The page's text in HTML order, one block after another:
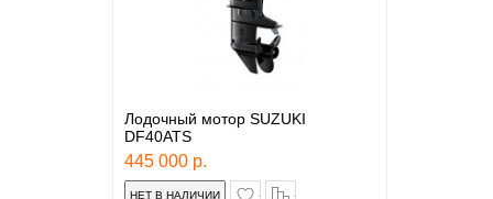
Лодочный мотор SUZUKI
DF40ATS
445 000 р.
в закладки